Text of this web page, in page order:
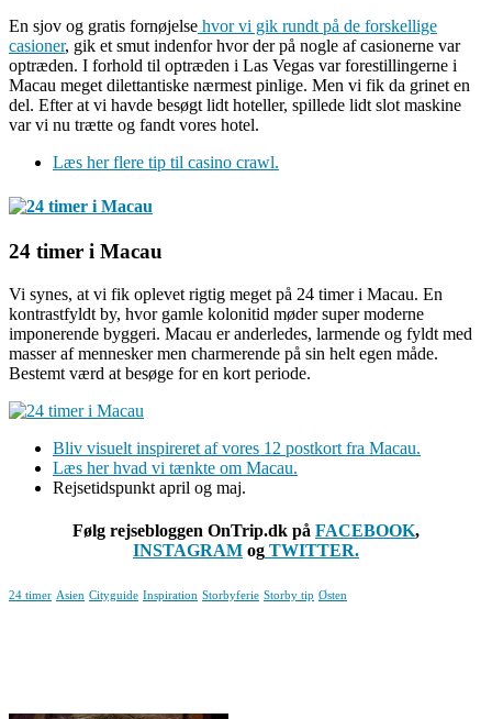
En sjov og gratis fornøjelse hvor vi gik rundt på de forskellige
casioner, gik et smut indenfor hvor der på nogle af casionerne var
optræden. I forhold til optræden i Las Vegas var forestillingerne i
Macau meget dilettantiske nærmest pinlige. Men vi fik da grinet en
del. Efter at vi havde besøgt lidt hoteller, spillede lidt slot maskine
var vi nu trætte og fandt vores hotel.
Læs her flere tip til casino crawl.
24 timer i Macau
Vi synes, at vi fik oplevet rigtig meget på 24 timer i Macau. En
kontrastfyldt by, hvor gamle kolonitid møder super moderne
imponerende byggeri. Macau er anderledes, larmende og fyldt med
masser af mennesker men charmerende på sin helt egen måde.
Bestemt værd at besøge for en kort periode.
Bliv visuelt inspireret af vores 12 postkort fra Macau.
Læs her hvad vi tænkte om Macau.
Rejsetidspunkt april og maj.
Følg rejsebloggen OnTrip.dk på FACEBOOK,
INSTAGRAM og TWITTER.
24 timer Asien Cityguide Inspiration Storbyferie Storby tip Østen